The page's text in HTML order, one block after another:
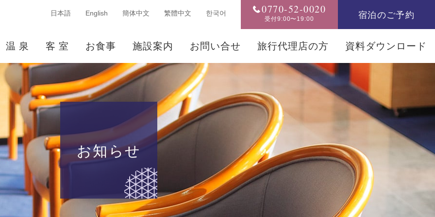
日本語 English 簡体中文 繁體中文 한국어
温 泉 客 室 お食事 施設案内 お問い合せ 旅行代理店の方 資料ダウンロード
0770-52-0020
受付9:00〜19:00 宿泊のご予約
お知らせ